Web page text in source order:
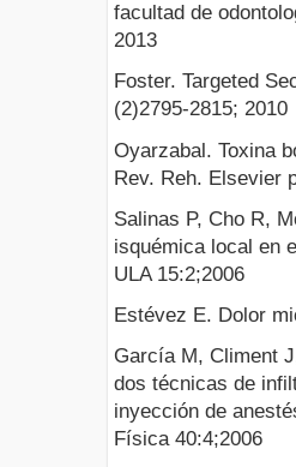
facultad de
2013
Foster. Targeted
(2)2795-2815; 2010
Oyarzabal. Toxina
Rev. Reh. Elsevier
Salinas P, Cho R,
isquémica local en
ULA 15:2;2006
Estévez E. Dolor
García M, Climent
dos técnicas de
inyección de
Física 40:4;2006